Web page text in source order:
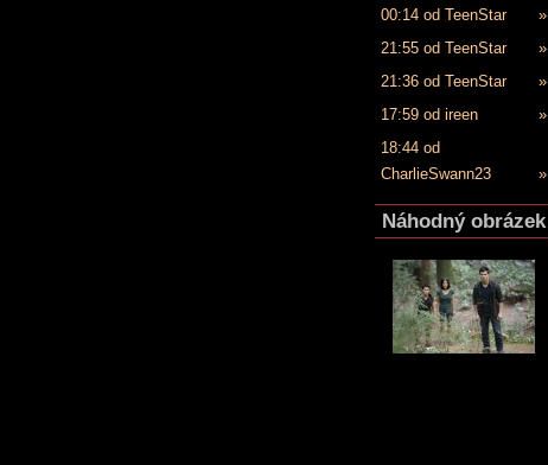
00:14 od TeenStar
»
21:55 od TeenStar
»
21:36 od TeenStar
»
17:59 od ireen
»
18:44 od
CharlieSwann23
»
Náhodný obrázek